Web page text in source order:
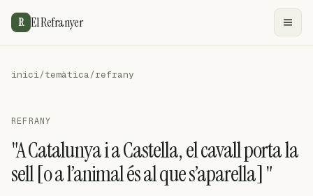
R El Refranyer
inici/temàtica/refrany
REFRANY
"A Catalunya i a Castella, el cavall porta la
sell [o a l’animal és al que s’aparella] "